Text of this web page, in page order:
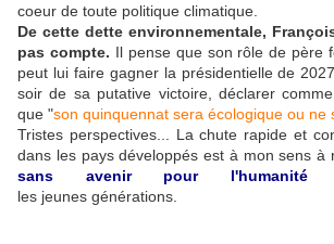
coeur de toute politique climatique.
De cette dette environnementale,
pas compte. Il pense que son rôle de père
peut lui faire gagner la présidentielle de
soir de sa putative victoire, déclarer
que "son quinquennat sera écologique ou ne
Tristes perspectives... La chute rapide et
dans les pays développés est à mon sens
sans avenir pour
les jeunes générations.